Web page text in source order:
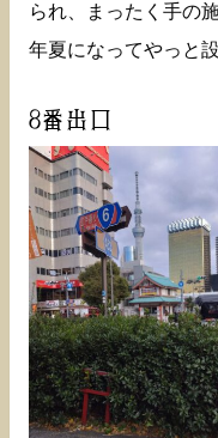
られ、まったく手の
年夏になってやっと
8番出口